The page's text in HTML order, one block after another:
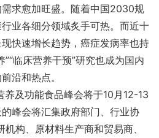
求愈加旺盛。随着中国2030规
业各细分领域炙手可热。而近十
快速增长趋势，癌症发病率也持
临床营养干预”研究也成为国内
沿和热点。
及功能食品峰会将于10月12-13
峰会将汇集政府部门、行业协
构、原材料生产商和贸易商、